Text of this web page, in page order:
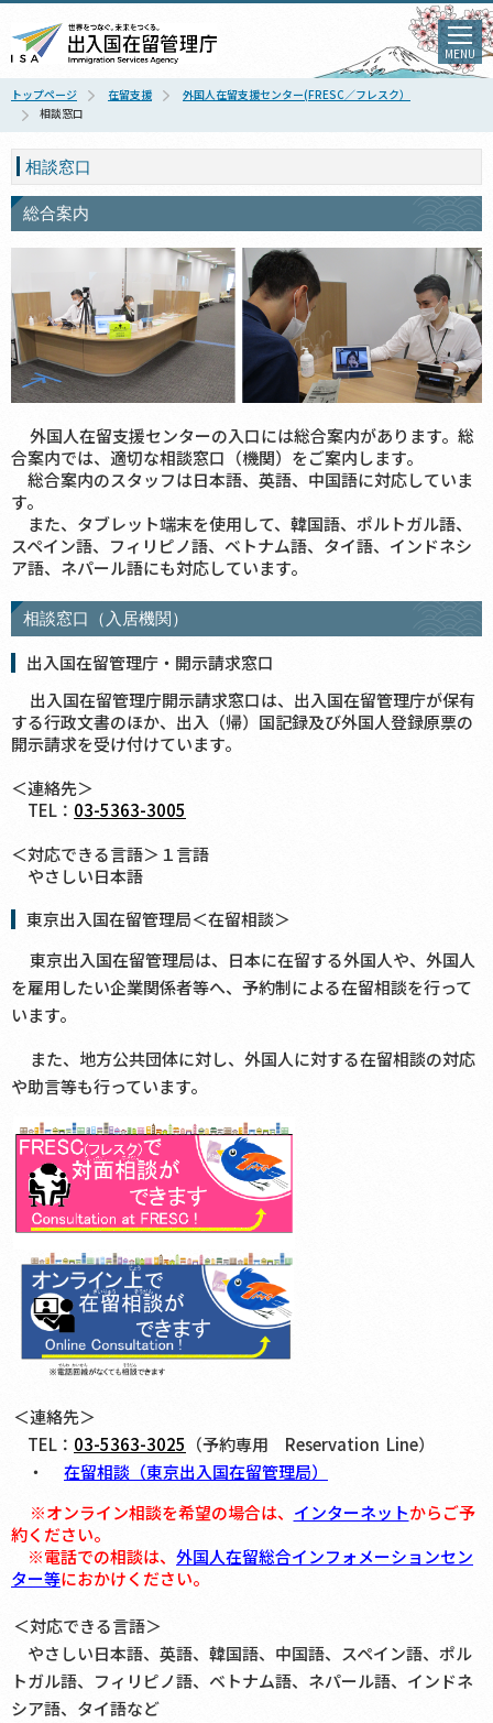
MENU
トップページ 在留支援
外国人在留支援センター(FRESC／フレスク）
相談窓口
相談窓口
総合案内
外国人在留支援センターの入口には総合案内があります。総
合案内では、適切な相談窓口（機関）をご案内します。
総合案内のスタッフは日本語、英語、中国語に対応していま
す。
また、タブレット端末を使用して、韓国語、ポルトガル語、
スペイン語、フィリピノ語、ベトナム語、タイ語、インドネシ
ア語、ネパール語にも対応しています。
相談窓口（入居機関）
出入国在留管理庁・開示請求窓口
出入国在留管理庁開示請求窓口は、出入国在留管理庁が保有
する行政文書のほか、出入（帰）国記録及び外国人登録原票の
開示請求を受け付けています。
＜連絡先＞
TEL： 03-5363-3005
＜対応できる言語＞１言語
やさしい日本語
東京出入国在留管理局＜在留相談＞
東京出入国在留管理局は、日本に在留する外国人や、外国人
を雇用したい企業関係者等へ、予約制による在留相談を行って
います。
また、地方公共団体に対し、外国人に対する在留相談の対応
や助言等も行っています。
＜連絡先＞
TEL： 03-5363-3025 （予約専用 Reservation Line）
・ 在留相談（東京出入国在留管理局）
※オンライン相談を希望の場合は、 インターネットからご予
約ください。
※電話での相談は、 外国人在留総合インフォメーションセン
ター等におかけください。
＜対応できる言語＞
やさしい日本語、英語、韓国語、中国語、スペイン語、ポル
トガル語、フィリピノ語、ベトナム語、ネパール語、インドネ
シア語、タイ語など